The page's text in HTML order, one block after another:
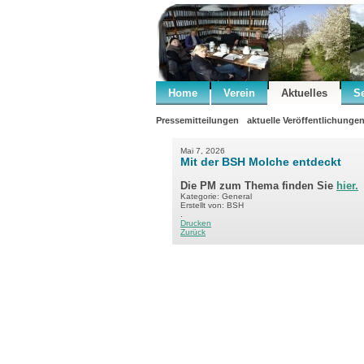
Home Verein Aktuelles
Pressemitteilungen aktuelle Veröffentlichungen
Mai 7, 2026
Mit der BSH Molche entdeckt
Die PM zum Thema finden Sie hier.
Kategorie: General
Erstellt von: BSH
Drucken
Zurück